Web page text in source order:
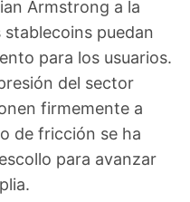
Armstrong a la
puedan
para los usuarios.
del sector
firmemente a
de fricción se ha
para avanzar